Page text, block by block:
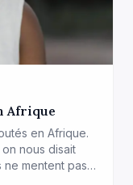
Afrique
en Afrique.
nous disait
mentent pas.